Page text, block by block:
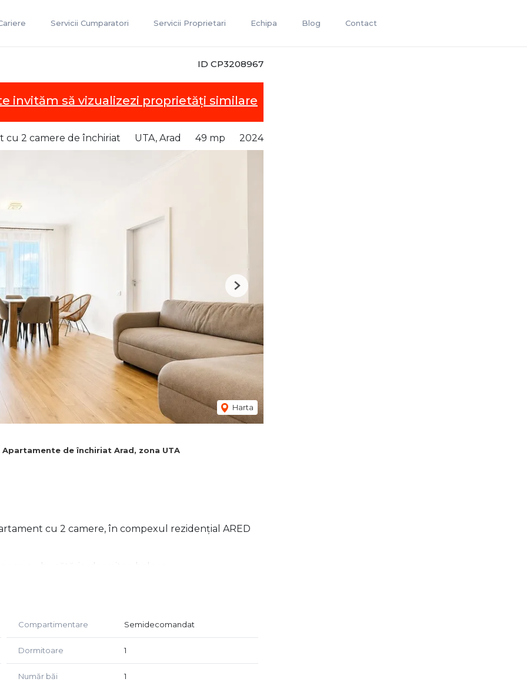
Servicii Cumparatori Servicii Proprietari Echipa Blog Contact
ID CP3208967
invităm să vizualizezi proprietăți similare
cu 2 camere de închiriat UTA, Arad 49 mp 2024
Harta
Next
Apartamente de închiriat Arad, zona UTA
cu 2 camere, în compexul rezidențial ARED
cu bucătăria, dormitor, balcon.
spații de depozitare, utilat complet la zona de
Compartimentare Semidecomandat
Dormitoare 1
Număr băi 1